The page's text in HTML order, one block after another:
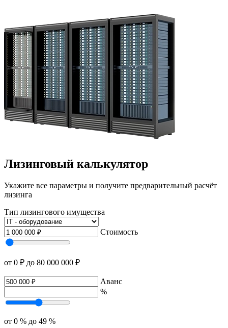
Лизинговый калькулятор
Укажите все параметры и получите предварительный расчёт
лизинга
Тип лизингового имущества
Стоимость
от 0 ₽ до 80 000 000 ₽
Аванс
%
от 0 % до 49 %